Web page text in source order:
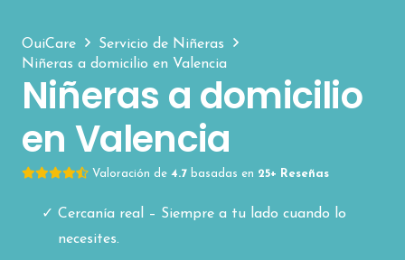
OuiCare
Servicio de Niñeras
Niñeras a domicilio en Valencia
Niñeras a domicilio
en Valencia
Valoración de 4.7 basadas en 25+ Reseñas
Cercanía real – Siempre a tu lado cuando lo
necesites.